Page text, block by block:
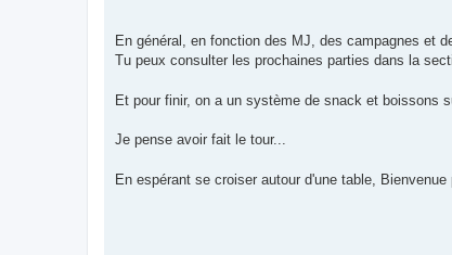
En général, en fonction des MJ, des campagnes et
Tu peux consulter les prochaines parties dans la
Et pour finir, on a un système de snack et boissons
Je pense avoir fait le tour...
En espérant se croiser autour d'une table, Bienvenue